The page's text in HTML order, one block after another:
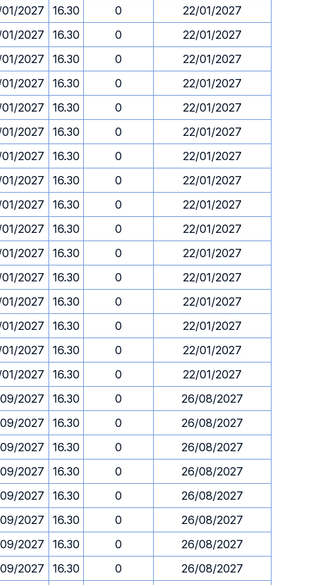
2027 16.30 0
22/01/2027
2027 16.30 0
22/01/2027
2027 16.30 0
22/01/2027
2027 16.30 0
22/01/2027
2027 16.30 0
22/01/2027
2027 16.30 0
22/01/2027
2027 16.30 0
22/01/2027
2027 16.30 0
22/01/2027
2027 16.30 0
22/01/2027
2027 16.30 0
22/01/2027
2027 16.30 0
22/01/2027
2027 16.30 0
22/01/2027
2027 16.30 0
22/01/2027
2027 16.30 0
22/01/2027
2027 16.30 0
22/01/2027
2027 16.30 0
22/01/2027
2027 16.30 0
26/08/2027
2027 16.30 0
26/08/2027
2027 16.30 0
26/08/2027
2027 16.30 0
26/08/2027
2027 16.30 0
26/08/2027
2027 16.30 0
26/08/2027
2027 16.30 0
26/08/2027
2027 16.30 0
26/08/2027